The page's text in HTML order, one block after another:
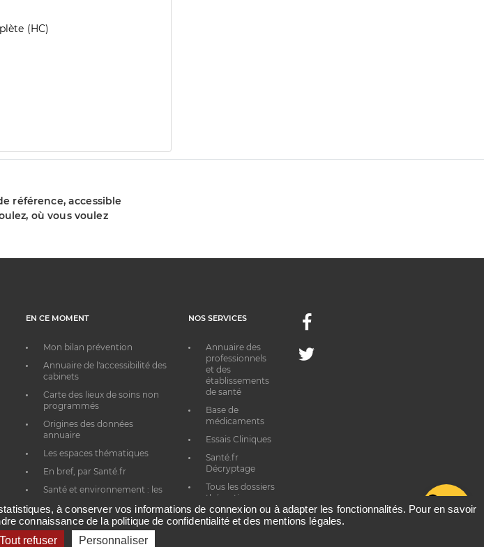
(HC)
référence, accessible
où vous voulez
EN CE MOMENT
Mon bilan prévention
Annuaire de l'accessibilité des
cabinets
Carte des lieux de soins non
programmés
Origines des données
annuaire
Les espaces thématiques
En bref, par Santé.fr
Santé et environnement : les
NOS SERVICES
Annuaire des
professionnels
et des
établissements
de santé
Base de
médicaments
Essais Cliniques
Santé.fr
Décryptage
Tous les dossiers
thématiques
Facebook
Twitter
à conserver vos informations de connexion ou à adapter les fonctionnalités. Pour en savoir
connaissance de la politique de confidentialité et des mentions légales.
Tout refuser Personnaliser